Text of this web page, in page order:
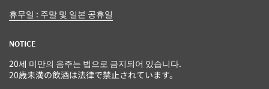
휴무일 : 주말 및 일본 공휴일
NOTICE
20세 미만의 음주는 법으로 금지되어 있습니다.
20歳未満の飲酒は法律で禁止されています。